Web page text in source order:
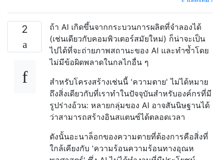
2
ถ้า AI เกิดขึ้นจากกระบวนการผลิตที่จำลองได้
(เช่นเดียวกับคอมพิวเตอร์สมัยใหม่) ก็น่าจะเป็น
ไปได้ที่จะถ่ายภาพสถานะของ AI และทำซ้ำโดย
ไม่มีข้อผิดพลาดในกลไกอื่น ๆ
สำหรับโครงสร้างเช่นนี้ 'ความตาย' ไม่ได้หมาย
ถึงสิ่งเดียวกับที่เราทำในปัจจุบันสำหรับองค์กรที่มี
รูปร่างอ้วน: หลายกลุ่มของ AI อาจสันนิษฐานได้
ว่าสามารถสร้างอินสแตนซ์ได้ตลอดเวลา
ดังนั้นอะนาล็อกของความตายที่ต้องการคือสิ่งที่
ใกล้เคียงกับ 'ความร้อนความร้อนทางอุณห